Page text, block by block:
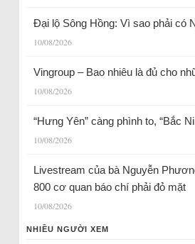
Đại lộ Sông Hồng: Vì sao phải có
10/08/2026
Vingroup – Bao nhiêu là đủ cho
10/08/2026
“Hưng Yên” càng phình to, “Bắc
10/08/2026
Livestream của bà Nguyễn
800 cơ quan báo chí phải đỏ mặt
10/08/2026
NHIỀU NGƯỜI XEM